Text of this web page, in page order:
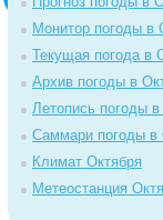
Монитор погоды в
Текущая погода в
Архив погоды в
Летопись погоды
Саммари погоды в
Климат Октября
Метеостанция